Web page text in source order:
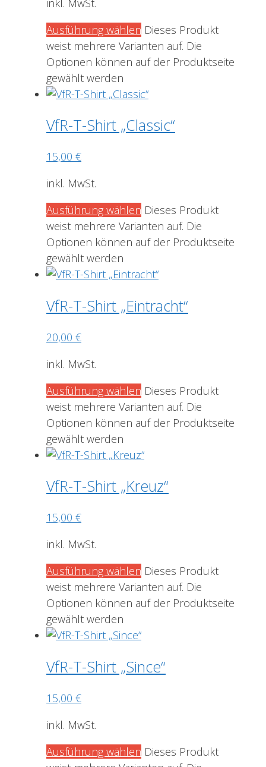
Ausführung wählen Dieses Produkt
weist mehrere Varianten auf. Die
Optionen können auf der Produktseite
gewählt werden
VfR-T-Shirt „Classic“
15,00 €
inkl. MwSt.
Ausführung wählen Dieses Produkt
weist mehrere Varianten auf. Die
Optionen können auf der Produktseite
gewählt werden
VfR-T-Shirt „Eintracht“
20,00 €
inkl. MwSt.
Ausführung wählen Dieses Produkt
weist mehrere Varianten auf. Die
Optionen können auf der Produktseite
gewählt werden
VfR-T-Shirt „Kreuz“
15,00 €
inkl. MwSt.
Ausführung wählen Dieses Produkt
weist mehrere Varianten auf. Die
Optionen können auf der Produktseite
gewählt werden
VfR-T-Shirt „Since“
15,00 €
inkl. MwSt.
Ausführung wählen Dieses Produkt